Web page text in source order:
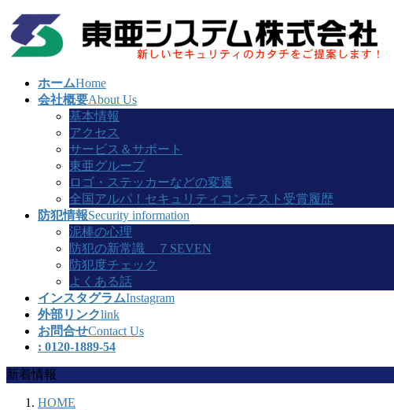
コ
ン
テ
ナ
ビ
ゲ
ホームHome
会社概要About Us
基本情報
アクセス
サービス＆サポート
東亜グループ
ロゴ・ステッカーなどの変遷
全国アルパ！セキュリティコンテスト受賞履歴
防犯情報Security information
泥棒の心理
防犯の新常識 ７SEVEN
防犯度チェック
よくある話
インスタグラムInstagram
外部リンクlink
お問合せContact Us
: 0120-1889-54
新着情報
HOME